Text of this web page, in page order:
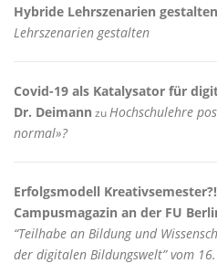
Hybride Lehrszenarien
Lehrszenarien gestalten
Covid-19 als Katalysator für
Dr. Deimann zu Hochschulehre
normal»?
Erfolgsmodell Kreativsemester?!
Campusmagazin an der FU
“Teilhabe an Bildung und
der digitalen Bildungswelt” vom